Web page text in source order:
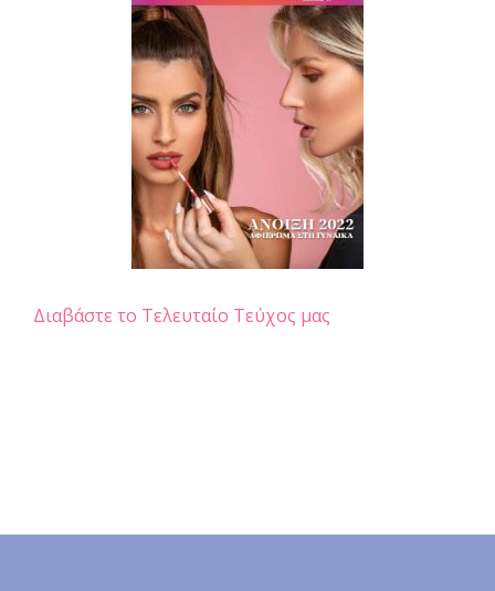
Διαβάστε το Τελευταίο Τεύχος μας